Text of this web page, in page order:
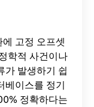
고정 오프셋
학적 사건이나
가 발생하기 쉽
이스를 정기
정확하다는